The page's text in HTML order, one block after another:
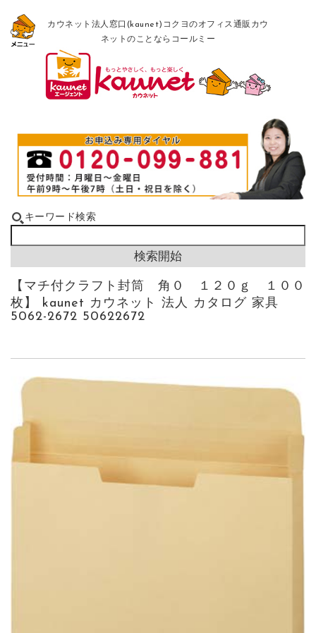
カウネット法人窓口(kaunet)コクヨのオフィス通販カウ
ネットのことならコールミー
キーワード検索
【マチ付クラフト封筒 角０ １２０ｇ １００
枚】 kaunet カウネット 法人 カタログ 家具
5062-2672 50622672